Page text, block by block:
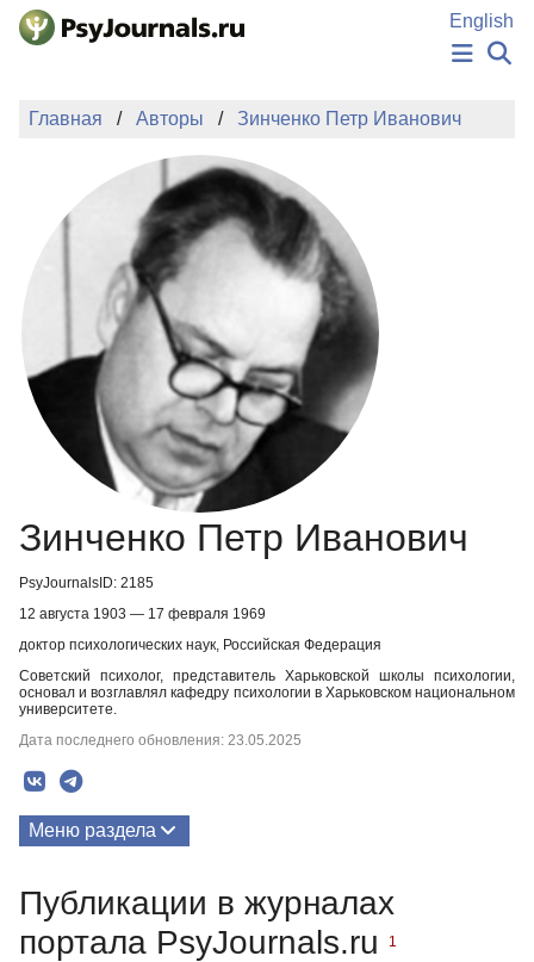
Перейти к основному содержанию
English
НОВОСТИ
АВТОРЫ
ПОДАТЬ РУКОПИСЬ
БАЗА ЗНАНИЙ
КЛЮЧЕВЫЕ СЛОВА
Регистрация
Главная Авторы Зинченко Петр Иванович
Зинченко Петр Иванович
PsyJournalsID: 2185
12 августа 1903 — 17 февраля 1969
доктор психологических наук, Российская Федерация
Советский психолог, представитель Харьковской школы психологии,
основал и возглавлял кафедру психологии в Харьковском национальном
университете.
Дата последнего обновления: 23.05.2025
Меню раздела
Биография
Публикации в журналах
портала PsyJournals.ru
1